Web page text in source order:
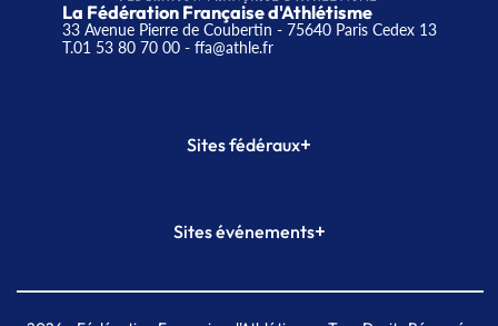
La Fédération Française d'Athlétisme
33 Avenue Pierre de Coubertin - 75640 Paris Cedex 13
T.01 53 80 70 00- ffa@athle.fr
Sites fédéraux+
Plateforme Formation
Sites événements+
Meeting de Paris indoor